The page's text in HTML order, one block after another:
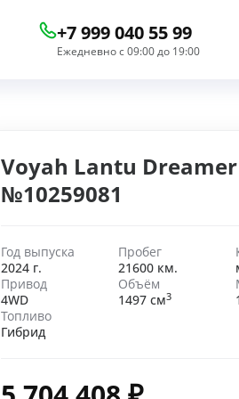
+7 999 040 55 99
Ежедневно с 09:00 до 19:00
Voyah Lantu Dreamer
№10259081
Год выпуска
2024 г.
Пробег
21600 км.
Привод
4WD
Объём
1497 см3
Топливо
Гибрид